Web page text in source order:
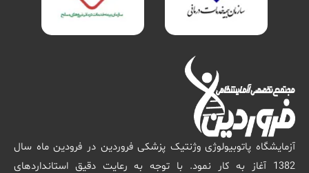
آزمایشگاه پاتوبیولوژی وژنتیک پزشکی فروردین در فرودین ماه سال
1382 آغاز به کار نمود. با توجه به رعایت دقیق استانداردهای